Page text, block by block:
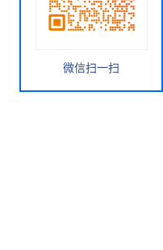
微信扫一扫